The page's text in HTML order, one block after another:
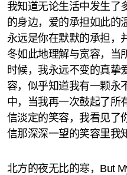
我知道无论生活中发生了
的身边，爱的承担如此的
永远是你在默默的承担，
冬如此地理解与宽容，当
时候，我永远不变的真挚
容，似乎知道我有一颗永
中，当我再一次鼓起了所
信淡定的笑容，我看见了
信那深深一望的笑容里我
北方的夜无比的寒，But